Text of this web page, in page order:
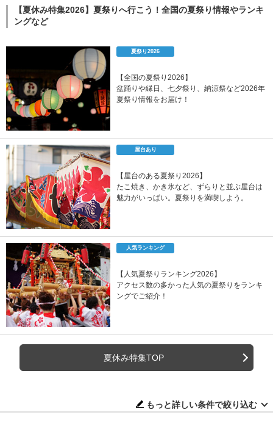
【夏休み特集2026】夏祭りへ行こう！全国の夏祭り情報やランキ
ングなど
夏祭り2026
【全国の夏祭り2026】
盆踊りや縁日、七夕祭り、納涼祭など2026年
夏祭り情報をお届け！
屋台あり
【屋台のある夏祭り2026】
たこ焼き、かき氷など、ずらりと並ぶ屋台は
魅力がいっぱい。夏祭りを満喫しよう。
人気ランキング
【人気夏祭りランキング2026】
アクセス数の多かった人気の夏祭りをランキ
ングでご紹介！
夏休み特集TOP
もっと詳しい条件で絞り込む